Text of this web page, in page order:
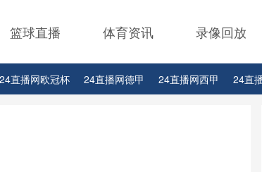
篮球直播 体育资讯 录像回放
24直播网欧冠杯 24直播网德甲 24直播网西甲 24直